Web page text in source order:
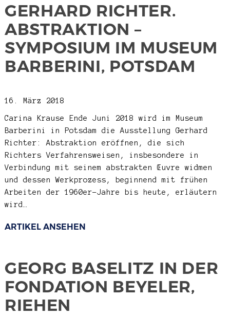
GERHARD RICHTER.
ABSTRAKTION –
SYMPOSIUM IM MUSEUM
BARBERINI, POTSDAM
16. März 2018
Carina Krause
Ende Juni 2018 wird im Museum
Barberini in Potsdam die Ausstellung Gerhard
Richter: Abstraktion eröffnen, die sich
Richters Verfahrensweisen, insbesondere in
Verbindung mit seinem abstrakten Œuvre widmen
und dessen Werkprozess, beginnend mit frühen
Arbeiten der 1960er-Jahre bis heute, erläutern
wird…
ARTIKEL ANSEHEN
GEORG BASELITZ IN DER
FONDATION BEYELER,
RIEHEN